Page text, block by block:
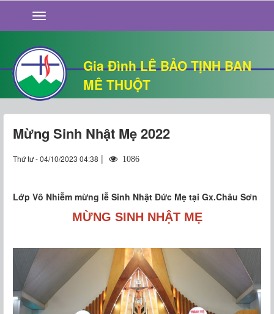
Gia Đình LÊ BẢO TỊNH BAN
MÊ THUỘT
GIỚI THIỆU
TIN TỨC
SỐNG ĐẠO
CHUYỆN NHÀ
QUÁN VĂN
THƯ GIÃN
Mừng Sinh Nhật Mẹ 2022
Thứ tư - 04/10/2023 04:38 | 1086
Lớp Vô Nhiễm mừng lễ Sinh Nhật Đức Mẹ tại Gx.Châu Sơn
MỪNG SINH NHẬT MẸ